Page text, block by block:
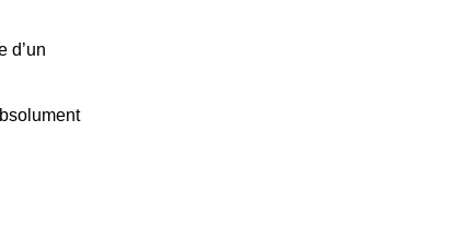
d’un